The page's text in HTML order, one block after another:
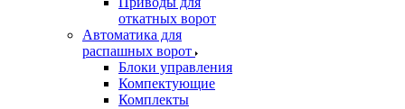
откатных ворот
Автоматика для
распашных ворот
Блоки управления
Компектующие
Комплекты